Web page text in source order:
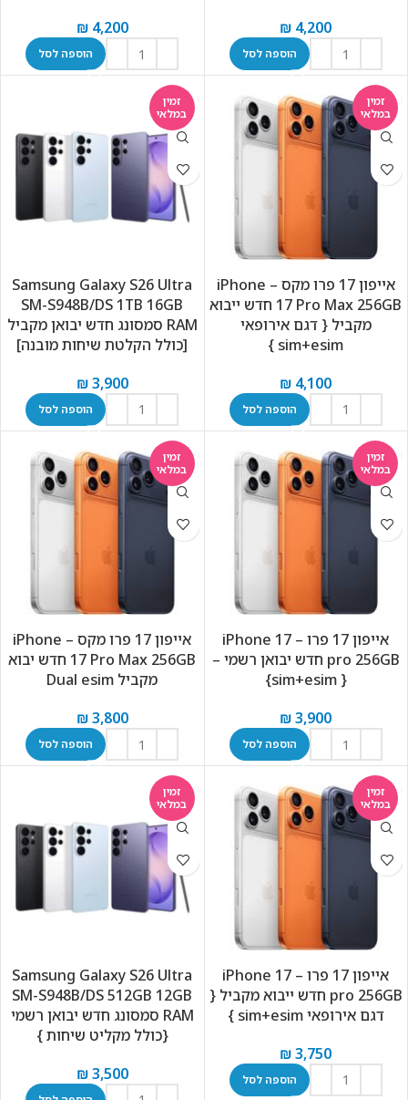
₪ 4,200
הוספה לסל
₪4,200
הוספה לסל
זמין
במלאי
אייפון 17 פרו מקס – iPhone
17 Pro Max 256GB חדש ייבוא
מקביל { דגם אירופאי
sim+esim }
₪ 4,100
הוספה לסל
זמין
במלאי
Samsung Galaxy S26 Ultra
SM-S948B/DS 1TB 16GB
RAM סמסונג חדש יבואן מקביל
[כולל הקלטת שיחות מובנה]
₪3,900
הוספה לסל
זמין
במלאי
אייפון 17 פרו – iPhone 17
pro 256GB חדש יבואן רשמי –
{ sim+esim}
₪3,900
הוספה לסל
זמין
במלאי
אייפון 17 פרו מקס – iPhone
17 Pro Max 256GB חדש יבוא
מקביל Dual esim
₪3,800
הוספה לסל
זמין
במלאי
אייפון 17 פרו – iPhone 17
pro 256GB חדש ייבוא מקביל {
דגם אירופאי sim+esim }
₪3,750
הוספה לסל
זמין
במלאי
Samsung Galaxy S26 Ultra
SM-S948B/DS 512GB 12GB
RAM סמסונג חדש יבואן רשמי
{כולל מקליט שיחות }
₪3,500